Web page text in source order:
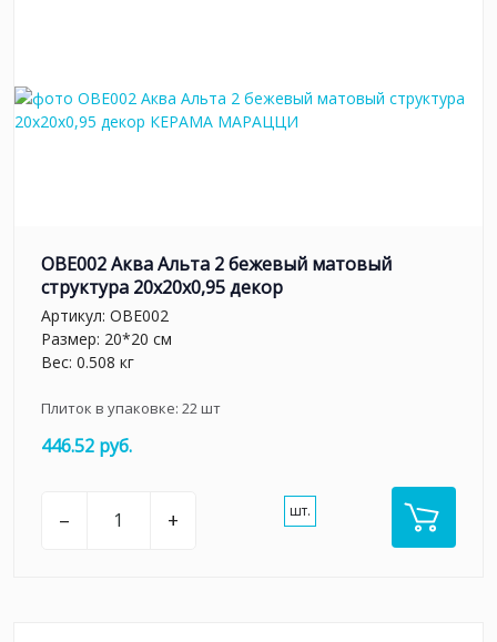
OBE002 Аква Альта 2 бежевый матовый
структура 20x20x0,95 декор
Артикул: OBE002
Размер: 20*20 см
Вес: 0.508 кг
Плиток в упаковке: 22шт
446.52 руб.
– + шт.